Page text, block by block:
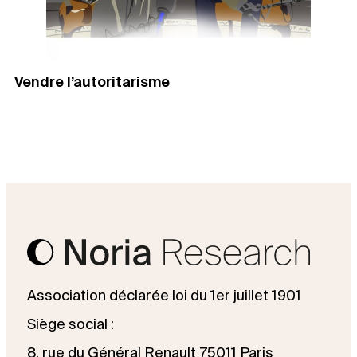
Vendre l’autoritarisme
Association déclarée loi du 1er juillet 1901
Siège social :
8, rue du Général Renault 75011 Paris